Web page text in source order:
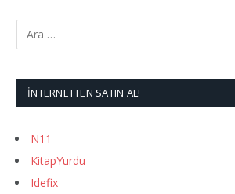
İNTERNETTEN SATIN AL!
N11
KitapYurdu
Idefix